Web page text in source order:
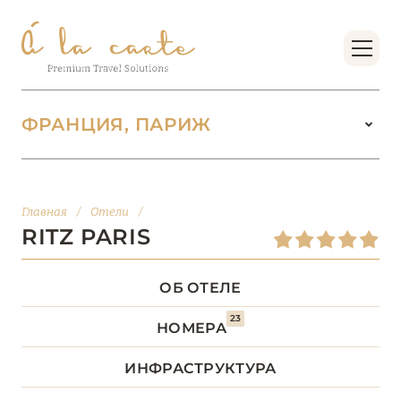
ФРАНЦИЯ, ПАРИЖ
БОРДО (НОВАЯ
АКВИТАНИЯ)
14
БРЕТАНЬ 5
БУРГУНДИЯ
Главная / Отели /
RITZ PARIS
ОБ ОТЕЛЕ
НОМЕРА
23
ИНФРАСТРУКТУРА